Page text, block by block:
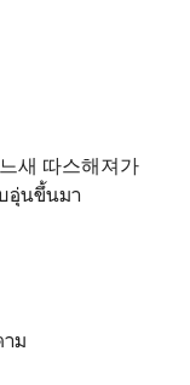
새 따스해져가
อุ่นขึ้นมา
ม